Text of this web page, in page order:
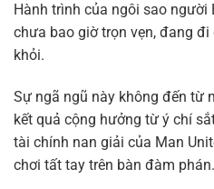
Hành trình của ngôi sao người
chưa bao giờ trọn vẹn, đang
khỏi.
Sự ngã ngũ này không đến từ
kết quả cộng hưởng từ ý chí
tài chính nan giải của Man
chơi tất tay trên bàn đàm phán.